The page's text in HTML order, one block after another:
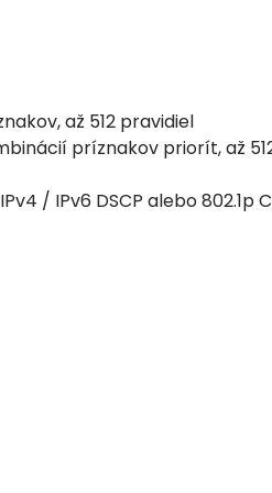
až 512 pravidiel
príznakov priorít, až
/ IPv6 DSCP alebo 802.1p